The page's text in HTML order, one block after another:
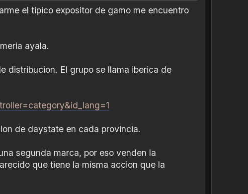
el tipico expositor de gamo me encuentro
ayala.
distribucion. El grupo se llama iberica de
de daystate en cada provincia.
segunda marca, por eso venden la
que tiene la misma accion que la